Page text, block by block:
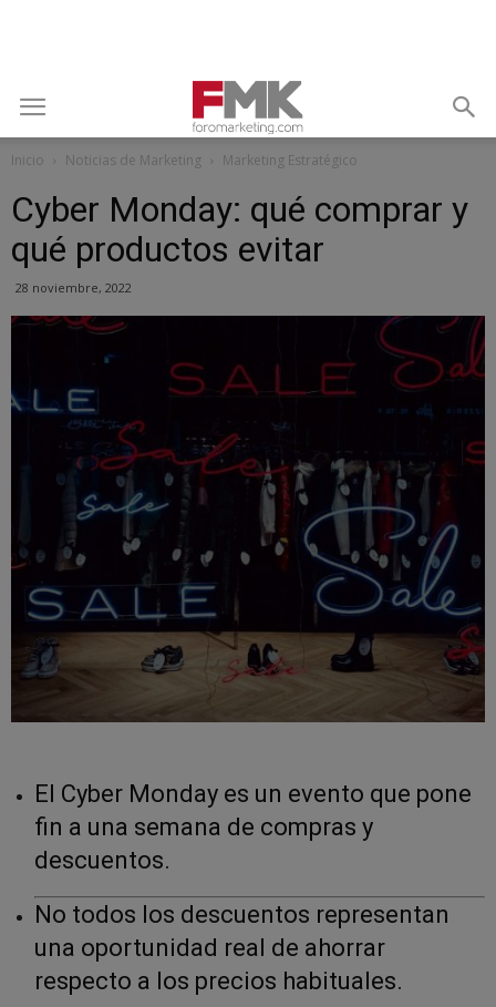
Inicio Noticias de Marketing Marketing Estratégico
Cyber Monday: qué comprar y
qué productos evitar
28 noviembre, 2022
El Cyber Monday es un evento que pone
fin a una semana de compras y
descuentos.
No todos los descuentos representan
una oportunidad real de ahorrar
respecto a los precios habituales.